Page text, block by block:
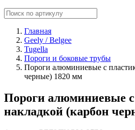
Главная
Geely / Belgee
Tugella
Пороги и боковые трубы
Пороги алюминиевые с
черные) 1820 мм
Пороги алюминиевые
накладкой (карбон